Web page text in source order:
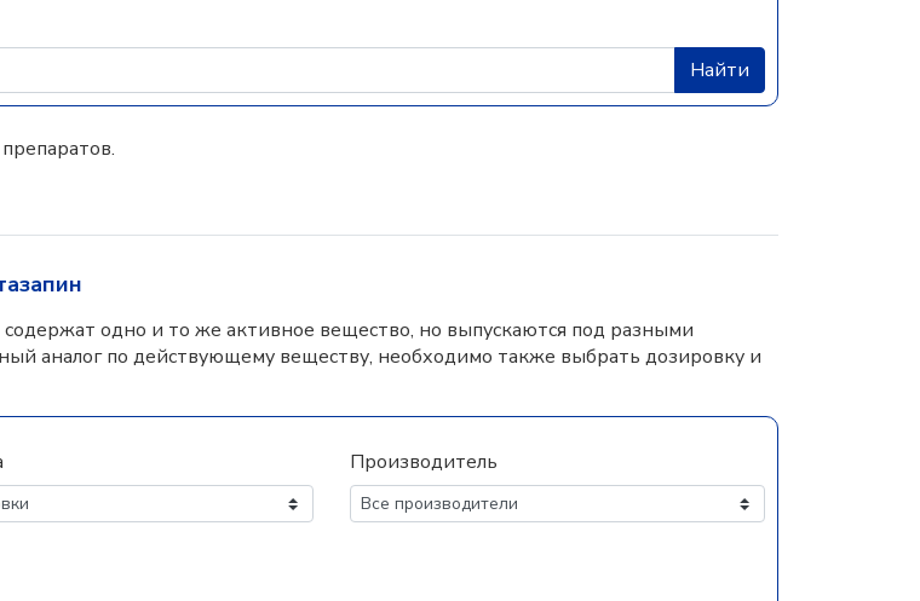
Найти
одно и то же активное вещество, но выпускаются под разными
аналог по действующему веществу, необходимо также выбрать дозировку и
Производитель